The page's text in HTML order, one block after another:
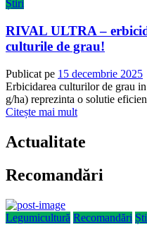
Știri
RIVAL ULTRA –
culturile de grau!
Publicat pe 15 decembrie 2025
Erbicidarea culturilor de grau
g/ha) reprezinta o solutie
Citește mai mult
Actualitate
Recomandări
Legumicultură Recomandări